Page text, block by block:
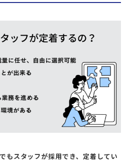
もスタッフが採用でき、定着してい